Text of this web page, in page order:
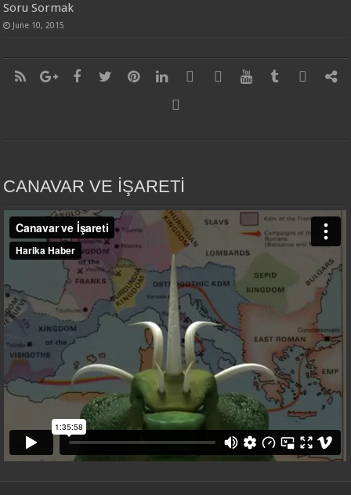
Soru Sormak
June 10, 2015
CANAVAR VE İŞARETİ